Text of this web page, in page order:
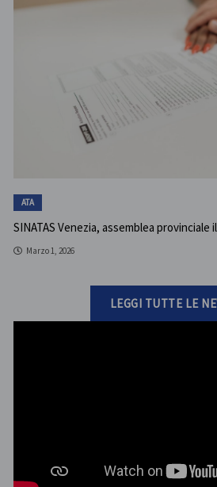
ATA
SINATAS Venezia, assemblea provinciale
Marzo 1, 2026
LEGGI TUTTE LE